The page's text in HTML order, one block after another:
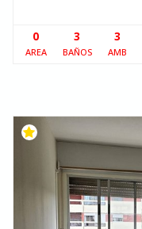
0
AREA
3
BAÑOS
3
AMB